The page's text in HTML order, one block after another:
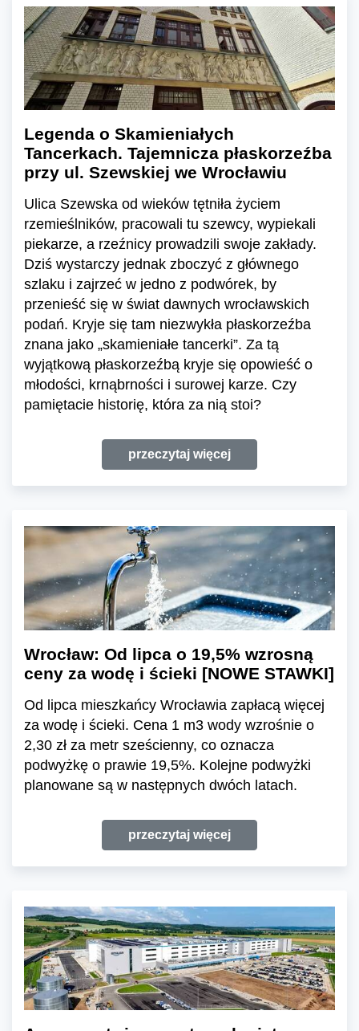
Legenda o Skamieniałych
Tancerkach. Tajemnicza płaskorzeźba
przy ul. Szewskiej we Wrocławiu
Ulica Szewska od wieków tętniła życiem
rzemieślników, pracowali tu szewcy, wypiekali
piekarze, a rzeźnicy prowadzili swoje zakłady.
Dziś wystarczy jednak zboczyć z głównego
szlaku i zajrzeć w jedno z podwórek, by
przenieść się w świat dawnych wrocławskich
podań. Kryje się tam niezwykła płaskorzeźba
znana jako „skamieniałe tancerki”. Za tą
wyjątkową płaskorzeźbą kryje się opowieść o
młodości, krnąbrności i surowej karze. Czy
pamiętacie historię, która za nią stoi?
przeczytaj więcej
Wrocław: Od lipca o 19,5% wzrosną
ceny za wodę i ścieki [NOWE STAWKI]
Od lipca mieszkańcy Wrocławia zapłacą więcej
za wodę i ścieki. Cena 1 m3 wody wzrośnie o
2,30 zł za metr sześcienny, co oznacza
podwyżkę o prawie 19,5%. Kolejne podwyżki
planowane są w następnych dwóch latach.
przeczytaj więcej